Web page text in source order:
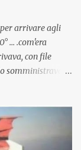
per arrivare agli
... .com'era
con file
somministravano
Ghiacciato, ma